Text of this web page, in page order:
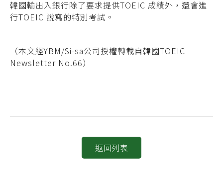
韓國輸出入銀行除了要求提供TOEIC 成績外，還會進
行TOEIC 說寫的特別考試。
（本文經YBM/Si-sa公司授權轉載自韓國TOEIC
Newsletter No.66）
返回列表